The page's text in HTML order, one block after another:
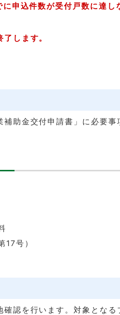
申込件数が受付戸数に達し
します。
補助金交付申請書」に必要事
17号）
認を行います。対象となる